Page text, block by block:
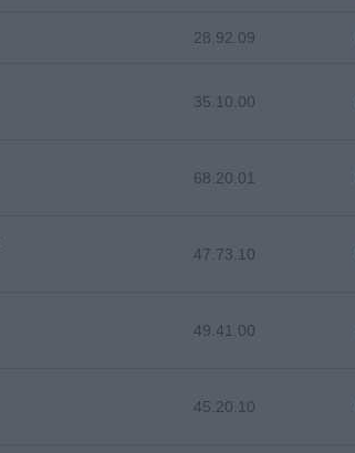
28.92.09
35.10.00
68.20.01
47.73.10
49.41.00
45.20.10